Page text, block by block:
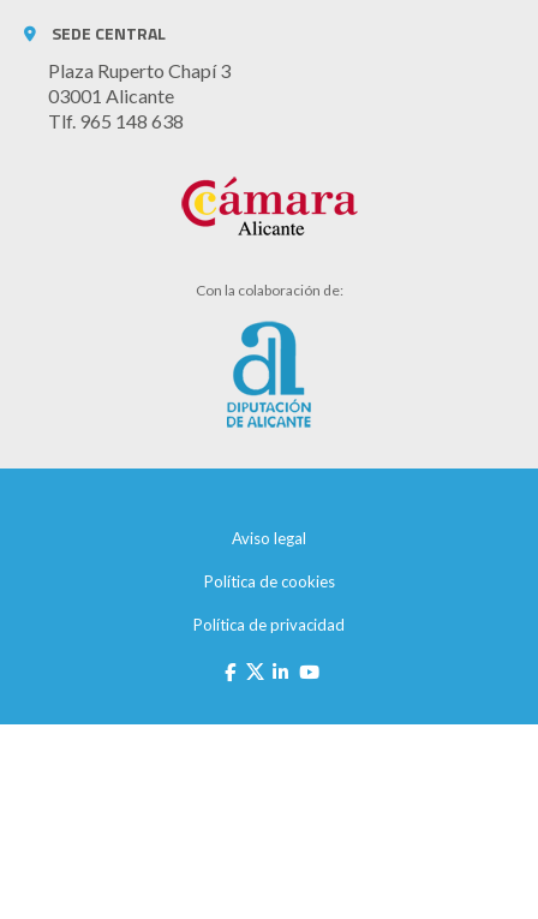
SEDE CENTRAL
Plaza Ruperto Chapí 3
03001 Alicante
Tlf. 965 148 638
Con la colaboración de:
Aviso legal
Política de cookies
Política de privacidad